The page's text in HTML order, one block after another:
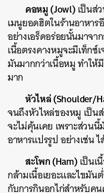
คอหมู(Jowl)เป็นส่
เมนูยอดฮิตในร้านอาหาร
อย่างเอร็ดอร่อยนั้นมาจ
เนื้อตรงคางหมูจะมีเท็กซ์
มันมากกว่าเนื้อหมูทำให้
มาก
หัวไหล่(Shoulder/
จนถึงหัวไหล่ของหมู เป็น
จะไม่คุ้นเคย เพราะส่วน
อาหารแปรรูปอย่างเช่น
สะโพก(Ham)เป็น
กล้ามเนื้อเยอะและไขมัน
กับการกินอกไก่สำหรับค
ค้นหา
SHARE